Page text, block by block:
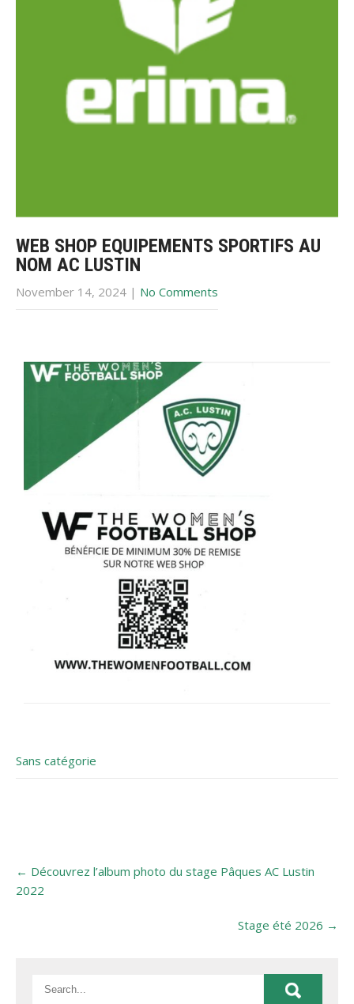
WEB SHOP EQUIPEMENTS SPORTIFS AU
NOM AC LUSTIN
November 14, 2024 | No Comments
Sans catégorie
← Découvrez l’album photo du stage Pâques AC Lustin
2022
Stage été 2026 →